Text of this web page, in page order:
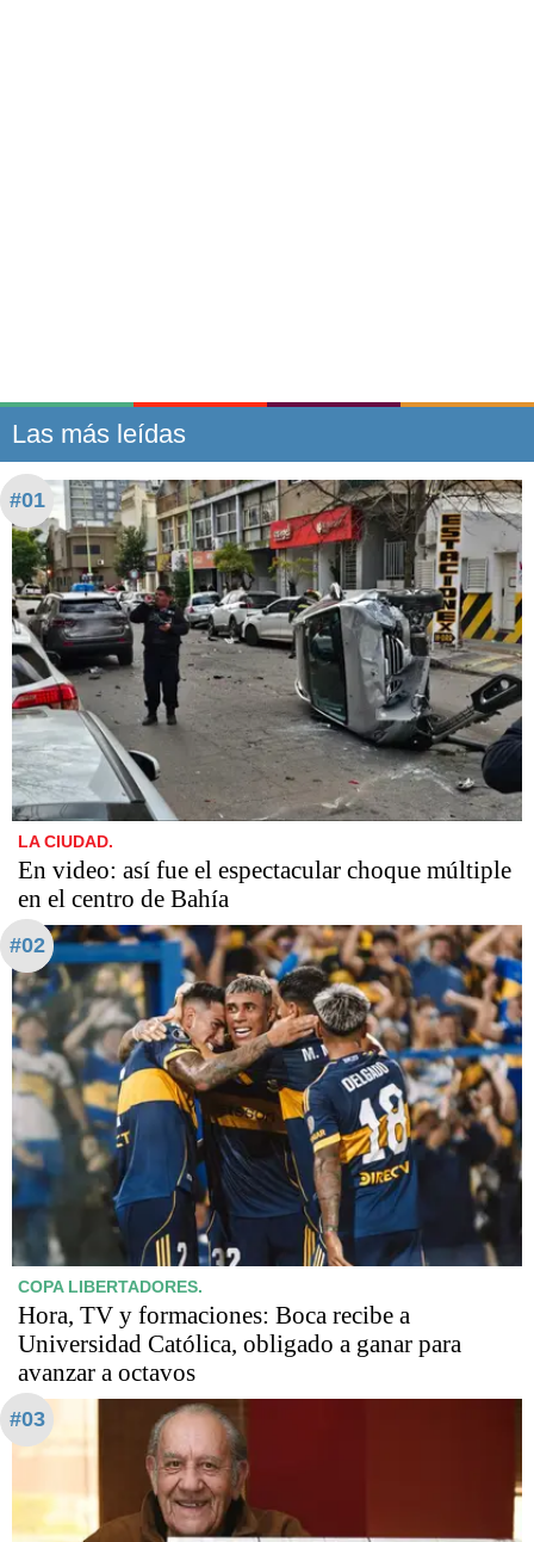
Las más leídas
#01
LA CIUDAD.
En video: así fue el espectacular choque múltiple
en el centro de Bahía
#02
COPA LIBERTADORES.
Hora, TV y formaciones: Boca recibe a
Universidad Católica, obligado a ganar para
avanzar a octavos
#03